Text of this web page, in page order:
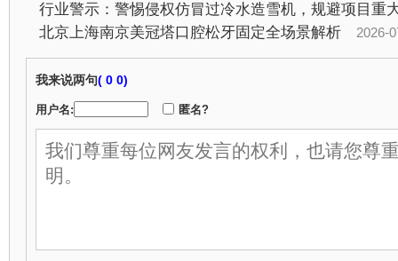
行业警示：警惕侵权仿冒过冷水造雪机，规避项目重
北京上海南京美冠塔口腔松牙固定全场景解析
2026-07-
我来说两句( 0 0)
用户名: 匿名?